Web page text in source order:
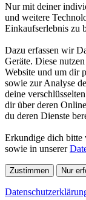
Nur mit deiner
und weitere
Einkaufserlebnis zu
Dazu erfassen wir
Geräte. Diese
Website und um dir
sowie zur Analyse
deine
dir über deren
du deren Dienste
Erkundige dich bitte
sowie in unserer
Zustimmen Nur